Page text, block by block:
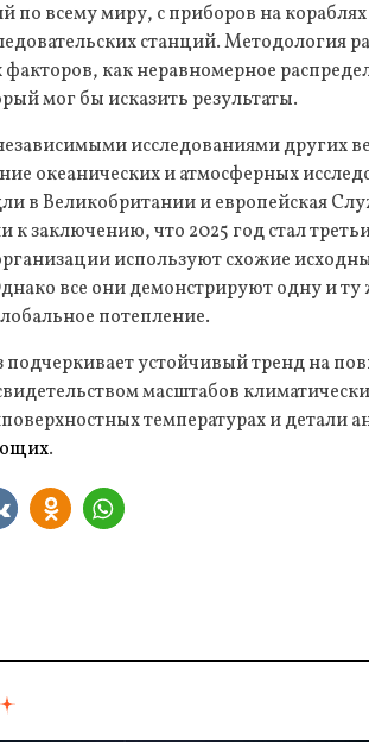
по всему миру, с приборов на
станций. Методология
факторов, как неравномерное
мог бы исказить результаты.
исследованиями других
океанических и атмосферных
в Великобритании и европейская
к заключению, что 2025 год стал
используют схожие
все они демонстрируют одну и
потепление.
устойчивый тренд на
масштабов
температурах и детали
.